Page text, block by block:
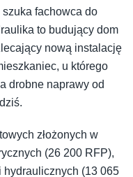
fachowca do
to budujący dom
nową instalację
u którego
drobne naprawy od
złożonych w
(26 200 RFP),
(13 065